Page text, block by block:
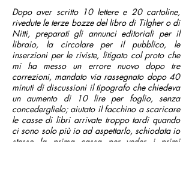
Dopo aver scritto 10 lettere e 20 cartoline,
rivedute le terze bozze del libro di Tilgher o di
Nitti, preparati gli annunci editoriali per il
libraio, la circolare per il pubblico, le
inserzioni per le riviste, litigato col proto che
mi ha messo un errore nuovo dopo tre
correzioni, mandato via rassegnato dopo 40
minuti di discussioni il tipografo che chiedeva
un aumento di 10 lire per foglio, senza
concederglielo; aiutato il facchino a scaricare
le casse di libri arrivate troppo tardi quando
ci sono solo più io ad aspettarlo, schiodata io
stesso la prima cassa per veder i primi